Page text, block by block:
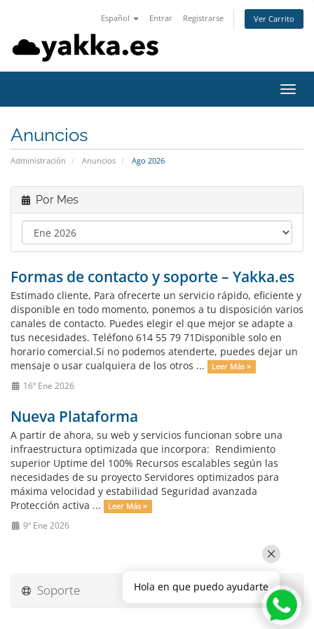
Español Entrar Registrarse Ver Carrito
Anuncios
Administración Anuncios Ago 2026
Por Mes
Formas de contacto y soporte – Yakka.es
Estimado cliente, Para ofrecerte un servicio rápido, eficiente y
disponible en todo momento, ponemos a tu disposición varios
canales de contacto. Puedes elegir el que mejor se adapte a
tus necesidades. Teléfono 614 55 79 71Disponible solo en
horario comercial.Si no podemos atenderte, puedes dejar un
mensaje o usar cualquiera de los otros ...
Leer Más »
16º Ene 2026
Nueva Plataforma
A partir de ahora, su web y servicios funcionan sobre una
infraestructura optimizada que incorpora: Rendimiento
superior Uptime del 100% Recursos escalables según las
necesidades de su proyecto Servidores optimizados para
máxima velocidad y estabilidad Seguridad avanzada
Protección activa ...
Leer Más »
9º Ene 2026
Soporte Hola en que puedo ayudarte